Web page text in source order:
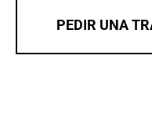
PEDIR UNA